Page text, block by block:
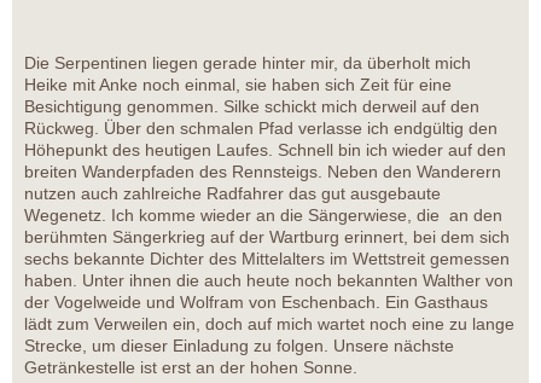
Die Serpentinen liegen gerade hinter mir, da überholt mich
Heike mit Anke noch einmal, sie haben sich Zeit für eine
Besichtigung genommen. Silke schickt mich derweil auf den
Rückweg. Über den schmalen Pfad verlasse ich endgültig den
Höhepunkt des heutigen Laufes. Schnell bin ich wieder auf den
breiten Wanderpfaden des Rennsteigs. Neben den Wanderern
nutzen auch zahlreiche Radfahrer das gut ausgebaute
Wegenetz. Ich komme wieder an die Sängerwiese, die an den
berühmten Sängerkrieg auf der Wartburg erinnert, bei dem sich
sechs bekannte Dichter des Mittelalters im Wettstreit gemessen
haben. Unter ihnen die auch heute noch bekannten Walther von
der Vogelweide und Wolfram von Eschenbach. Ein Gasthaus
lädt zum Verweilen ein, doch auf mich wartet noch eine zu lange
Strecke, um dieser Einladung zu folgen. Unsere nächste
Getränkestelle ist erst an der hohen Sonne.